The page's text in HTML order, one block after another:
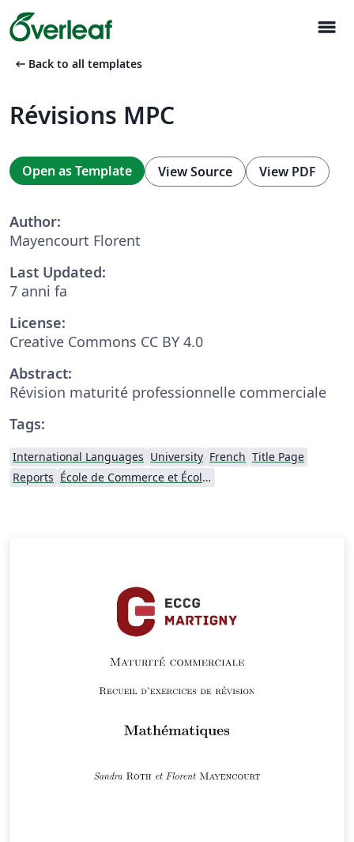
menu
arrow_left_alt Back to all templates
Révisions MPC
Open as Template View Source View PDF
Author:
Mayencourt Florent
Last Updated:
7 anni fa
License:
Creative Commons CC BY 4.0
Abstract:
Révision maturité professionnelle commerciale
Tags:
International Languages University French Title Page
Reports
École de Commerce et École de Culture générale de Martigny